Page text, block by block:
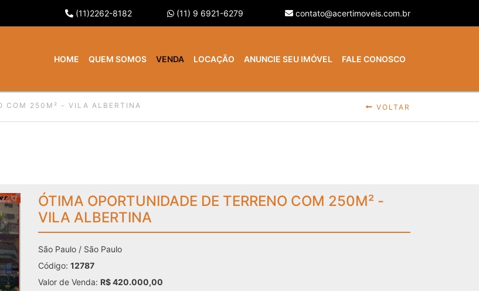
(11)2262-8182 (11) 9 6921-6279 contato@acertimoveis.com.br
HOME QUEM SOMOS VENDA LOCAÇÃO ANUNCIE SEU IMÓVEL FALE CONOSCO
COM 250M² - VILA ALBERTINA VOLTAR
ÓTIMA OPORTUNIDADE DE TERRENO COM 250M² -
VILA ALBERTINA
São Paulo / São Paulo
Código: 12787
Valor de Venda: R$ 420.000,00